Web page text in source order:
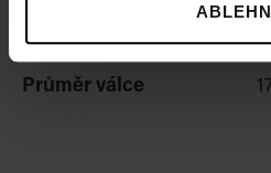
Průměr válce